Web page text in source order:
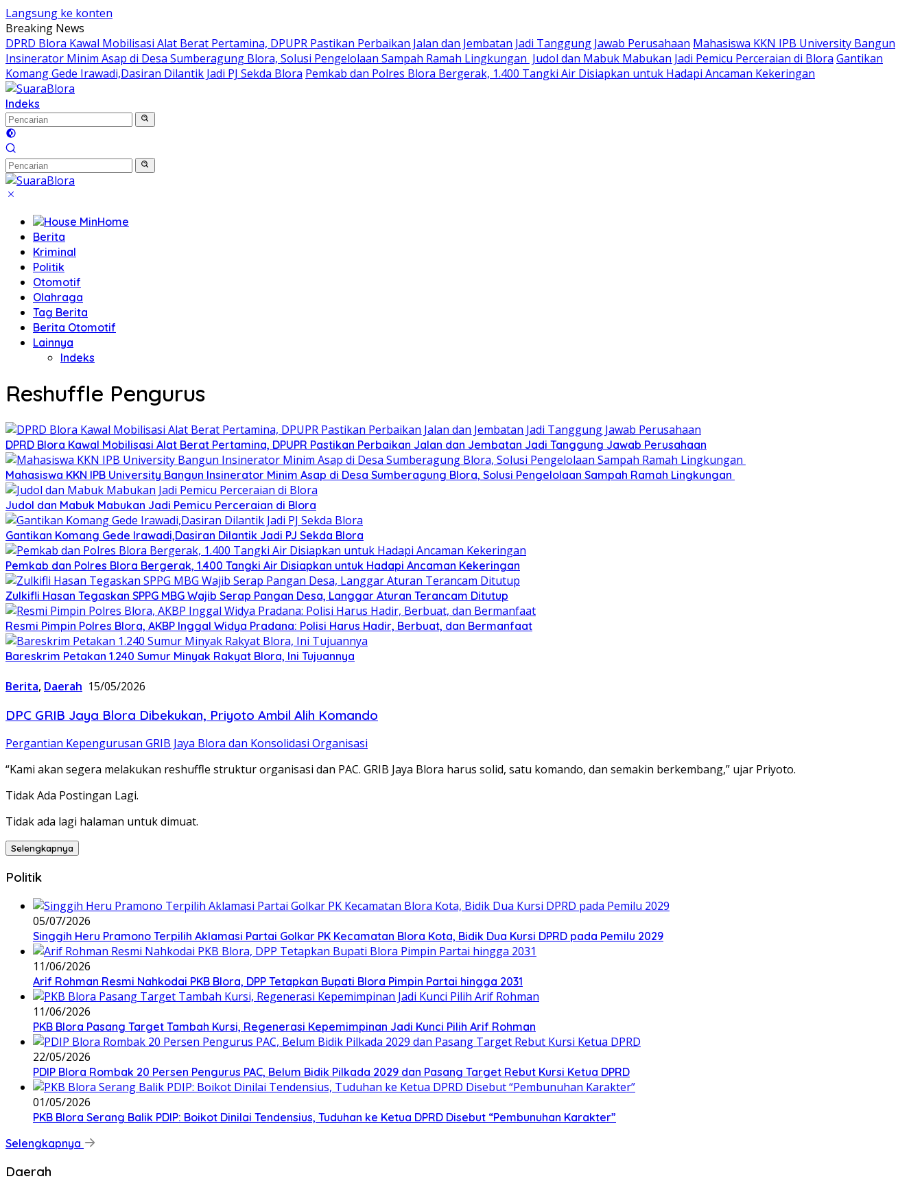
Langsung ke konten
Breaking News
DPRD Blora Kawal Mobilisasi Alat Berat Pertamina, DPUPR Pastikan Perbaikan Jalan dan Jembatan Jadi Tanggung Jawab Perusahaan Mahasiswa KKN IPB University Bangun
Insinerator Minim Asap di Desa Sumberagung Blora, Solusi Pengelolaan Sampah Ramah Lingkungan ‎ Judol dan Mabuk Mabukan Jadi Pemicu Perceraian di Blora Gantikan
Komang Gede Irawadi,Dasiran Dilantik Jadi PJ Sekda Blora Pemkab dan Polres Blora Bergerak, 1.400 Tangki Air Disiapkan untuk Hadapi Ancaman Kekeringan
Indeks
Home
Berita
Kriminal
Politik
Otomotif
Olahraga
Tag Berita
Berita Otomotif
Lainnya
Indeks
Reshuffle Pengurus
DPRD Blora Kawal Mobilisasi Alat Berat Pertamina, DPUPR Pastikan Perbaikan Jalan dan Jembatan Jadi Tanggung Jawab Perusahaan
Mahasiswa KKN IPB University Bangun Insinerator Minim Asap di Desa Sumberagung Blora, Solusi Pengelolaan Sampah Ramah Lingkungan ‎
Judol dan Mabuk Mabukan Jadi Pemicu Perceraian di Blora
Gantikan Komang Gede Irawadi,Dasiran Dilantik Jadi PJ Sekda Blora
Pemkab dan Polres Blora Bergerak, 1.400 Tangki Air Disiapkan untuk Hadapi Ancaman Kekeringan
Zulkifli Hasan Tegaskan SPPG MBG Wajib Serap Pangan Desa, Langgar Aturan Terancam Ditutup
Resmi Pimpin Polres Blora, AKBP Inggal Widya Pradana: Polisi Harus Hadir, Berbuat, dan Bermanfaat
Bareskrim Petakan 1.240 Sumur Minyak Rakyat Blora, Ini Tujuannya
Berita, Daerah 15/05/2026
DPC GRIB Jaya Blora Dibekukan, Priyoto Ambil Alih Komando
Pergantian Kepengurusan GRIB Jaya Blora dan Konsolidasi Organisasi
“Kami akan segera melakukan reshuffle struktur organisasi dan PAC. GRIB Jaya Blora harus solid, satu komando, dan semakin berkembang,” ujar Priyoto.
Tidak Ada Postingan Lagi.
Tidak ada lagi halaman untuk dimuat.
Selengkapnya
Politik
05/07/2026
Singgih Heru Pramono Terpilih Aklamasi Partai Golkar PK Kecamatan Blora Kota, Bidik Dua Kursi DPRD pada Pemilu 2029
11/06/2026
Arif Rohman Resmi Nahkodai PKB Blora, DPP Tetapkan Bupati Blora Pimpin Partai hingga 2031
11/06/2026
PKB Blora Pasang Target Tambah Kursi, Regenerasi Kepemimpinan Jadi Kunci Pilih Arif Rohman
22/05/2026
PDIP Blora Rombak 20 Persen Pengurus PAC, Belum Bidik Pilkada 2029 dan Pasang Target Rebut Kursi Ketua DPRD
01/05/2026
PKB Blora Serang Balik PDIP: Boikot Dinilai Tendensius, Tuduhan ke Ketua DPRD Disebut “Pembunuhan Karakter”
Selengkapnya
Daerah